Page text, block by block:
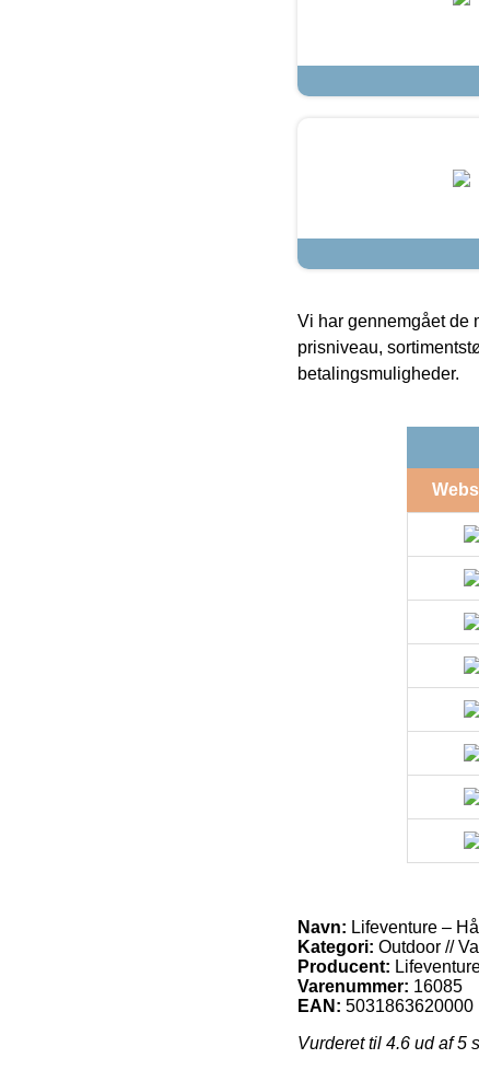
Vi har gennemgået de
prisniveau,
betalingsmuligheder.
Navn: Lifeventure –
Kategori: Outdoor //
Producent:
Varenummer: 16085
EAN: 5031863620000
Vurderet til 4.6 ud af 5